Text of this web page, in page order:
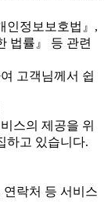
인정보보호법』,
법률』 등 관련
고객님께서 쉽
스의 제공을 위
하고 있습니다.
연락처 등 서비스